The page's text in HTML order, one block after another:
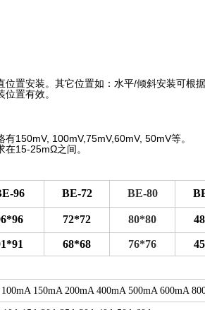
位置安装。其它位置如：水平/倾斜安装可根
位置有效。
有150mV, 100mV,75mV,60mV, 50mV等。
在15-25mΩ之间。
96 BE-72 BE-80
72*72 80*80
68*68 76*76
150mA 200mA 400mA 500mA 600mA